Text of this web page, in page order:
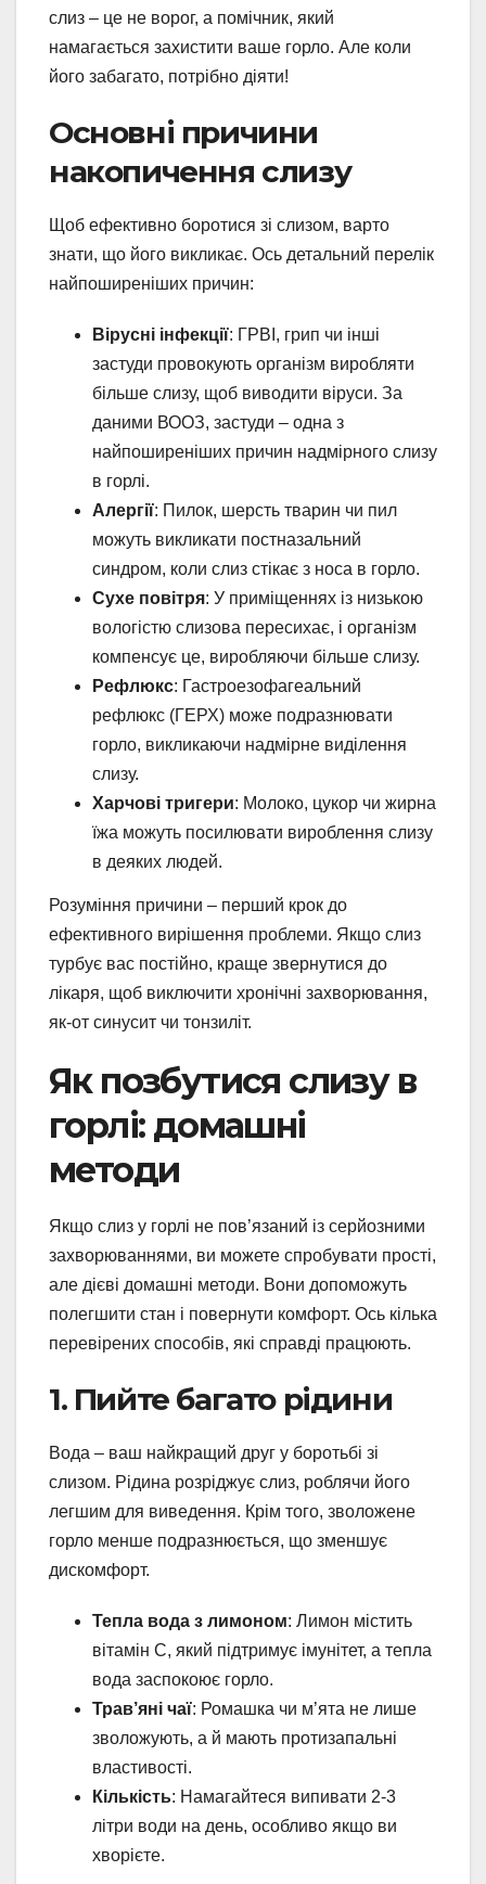
слиз – це не ворог, а помічник, який
намагається захистити ваше горло. Але коли
його забагато, потрібно діяти!
Основні причини
накопичення слизу
Щоб ефективно боротися зі слизом, варто
знати, що його викликає. Ось детальний перелік
найпоширеніших причин:
Вірусні інфекції: ГРВІ, грип чи інші
застуди провокують організм виробляти
більше слизу, щоб виводити віруси. За
даними ВООЗ, застуди – одна з
найпоширеніших причин надмірного слизу
в горлі.
Алергії: Пилок, шерсть тварин чи пил
можуть викликати постназальний
синдром, коли слиз стікає з носа в горло.
Сухе повітря: У приміщеннях із низькою
вологістю слизова пересихає, і організм
компенсує це, виробляючи більше слизу.
Рефлюкс: Гастроезофагеальний
рефлюкс (ГЕРХ) може подразнювати
горло, викликаючи надмірне виділення
слизу.
Харчові тригери: Молоко, цукор чи жирна
їжа можуть посилювати вироблення слизу
в деяких людей.
Розуміння причини – перший крок до
ефективного вирішення проблеми. Якщо слиз
турбує вас постійно, краще звернутися до
лікаря, щоб виключити хронічні захворювання,
як-от синусит чи тонзиліт.
Як позбутися слизу в
горлі: домашні
методи
Якщо слиз у горлі не пов’язаний із серйозними
захворюваннями, ви можете спробувати прості,
але дієві домашні методи. Вони допоможуть
полегшити стан і повернути комфорт. Ось кілька
перевірених способів, які справді працюють.
1. Пийте багато рідини
Вода – ваш найкращий друг у боротьбі зі
слизом. Рідина розріджує слиз, роблячи його
легшим для виведення. Крім того, зволожене
горло менше подразнюється, що зменшує
дискомфорт.
Тепла вода з лимоном: Лимон містить
вітамін С, який підтримує імунітет, а тепла
вода заспокоює горло.
Трав’яні чаї: Ромашка чи м’ята не лише
зволожують, а й мають протизапальні
властивості.
Кількість: Намагайтеся випивати 2-3
літри води на день, особливо якщо ви
хворієте.